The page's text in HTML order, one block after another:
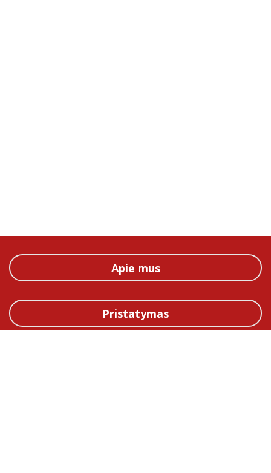
Apie mus
Pristatymas